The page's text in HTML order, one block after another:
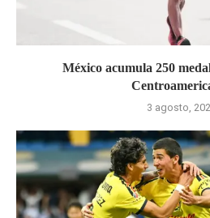
México acumula 250
3 agosto,